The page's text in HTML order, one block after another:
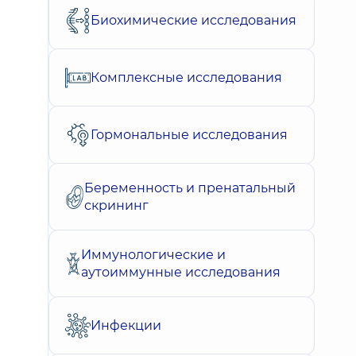
Биохимические исследования
Комплексные исследования
Гормональные исследования
Беременность и пренатальный
скрининг
Иммунологические и
аутоиммунные исследования
Инфекции